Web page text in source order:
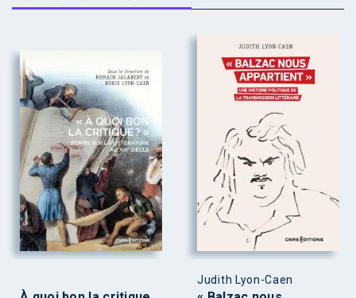
Judith Lyon-Caen